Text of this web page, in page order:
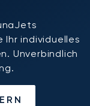
individuelles
Unverbindlich